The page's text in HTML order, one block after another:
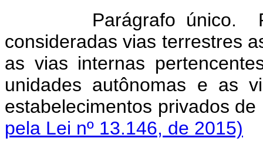
Parágrafo único.
consideradas vias terrestres
as vias internas
unidades autônomas e as
estabelecimentos privados
pela Lei nº 13.146, de 2015)